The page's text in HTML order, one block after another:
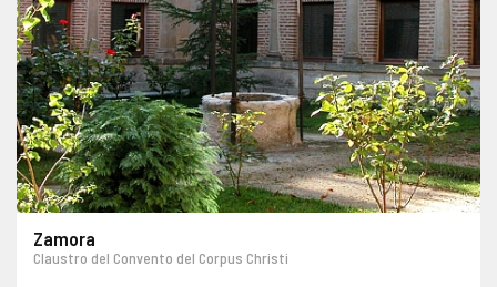
Zamora
Claustro del Convento del Corpus Christi